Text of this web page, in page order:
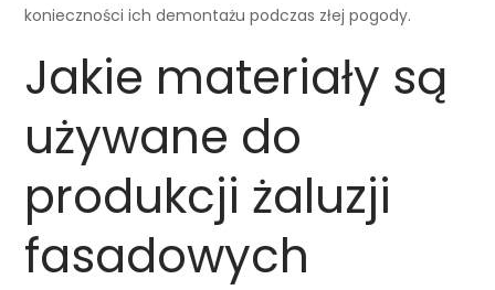
konieczności ich demontażu podczas złej pogody.
Jakie materiały są
używane do
produkcji żaluzji
fasadowych